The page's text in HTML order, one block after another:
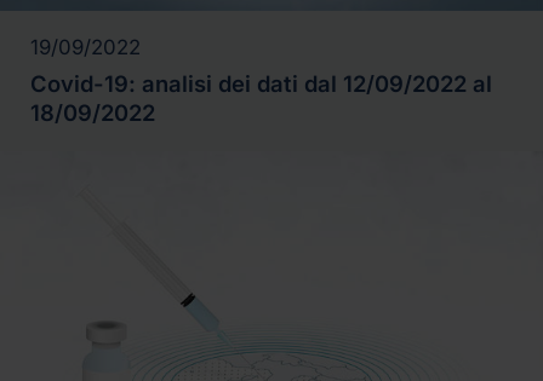
19/09/2022
Covid-19: analisi dei dati dal 12/09/2022 al
18/09/2022